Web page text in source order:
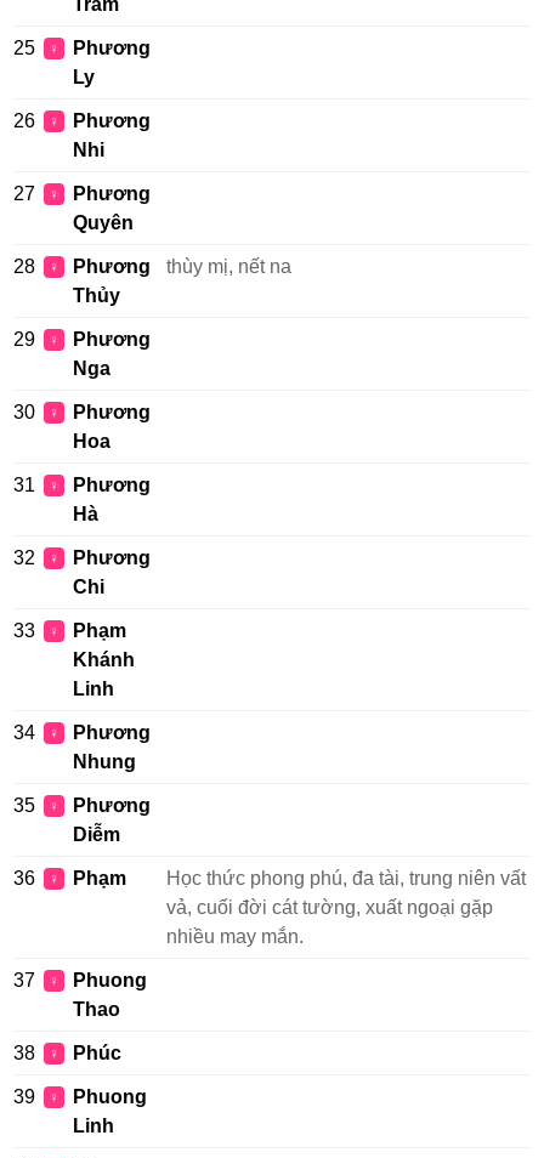
Trâm
25 ♀
Phương
Ly
26 ♀
Phương
Nhi
27 ♀
Phương
Quyên
28 ♀
Phương
Thủy
thùy mị, nết na
29 ♀
Phương
Nga
30 ♀
Phương
Hoa
31 ♀
Phương
Hà
32 ♀
Phương
Chi
33 ♀
Phạm
Khánh
Linh
34 ♀
Phương
Nhung
35 ♀
Phương
Diễm
36 ♀ Phạm
Học thức phong phú, đa tài, trung niên vất
vả, cuối đời cát tường, xuất ngoại gặp
nhiều may mắn.
37 ♀
Phuong
Thao
38 ♀ Phúc
39 ♀
Phuong
Linh